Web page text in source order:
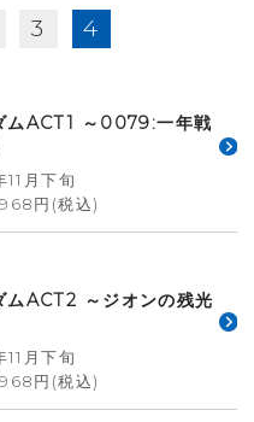
3 4
ムACT1 ～0079:一年戦
月下旬
円(税込)
ムACT2 ～ジオンの残光
月下旬
円(税込)